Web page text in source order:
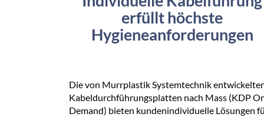
erfüllt höchste
Hygieneanforderungen
Die von Murrplastik Systemtechnik
Kabeldurchführungsplatten nach Mass (KDP
Demand) bieten kundenindividuelle Lösungen